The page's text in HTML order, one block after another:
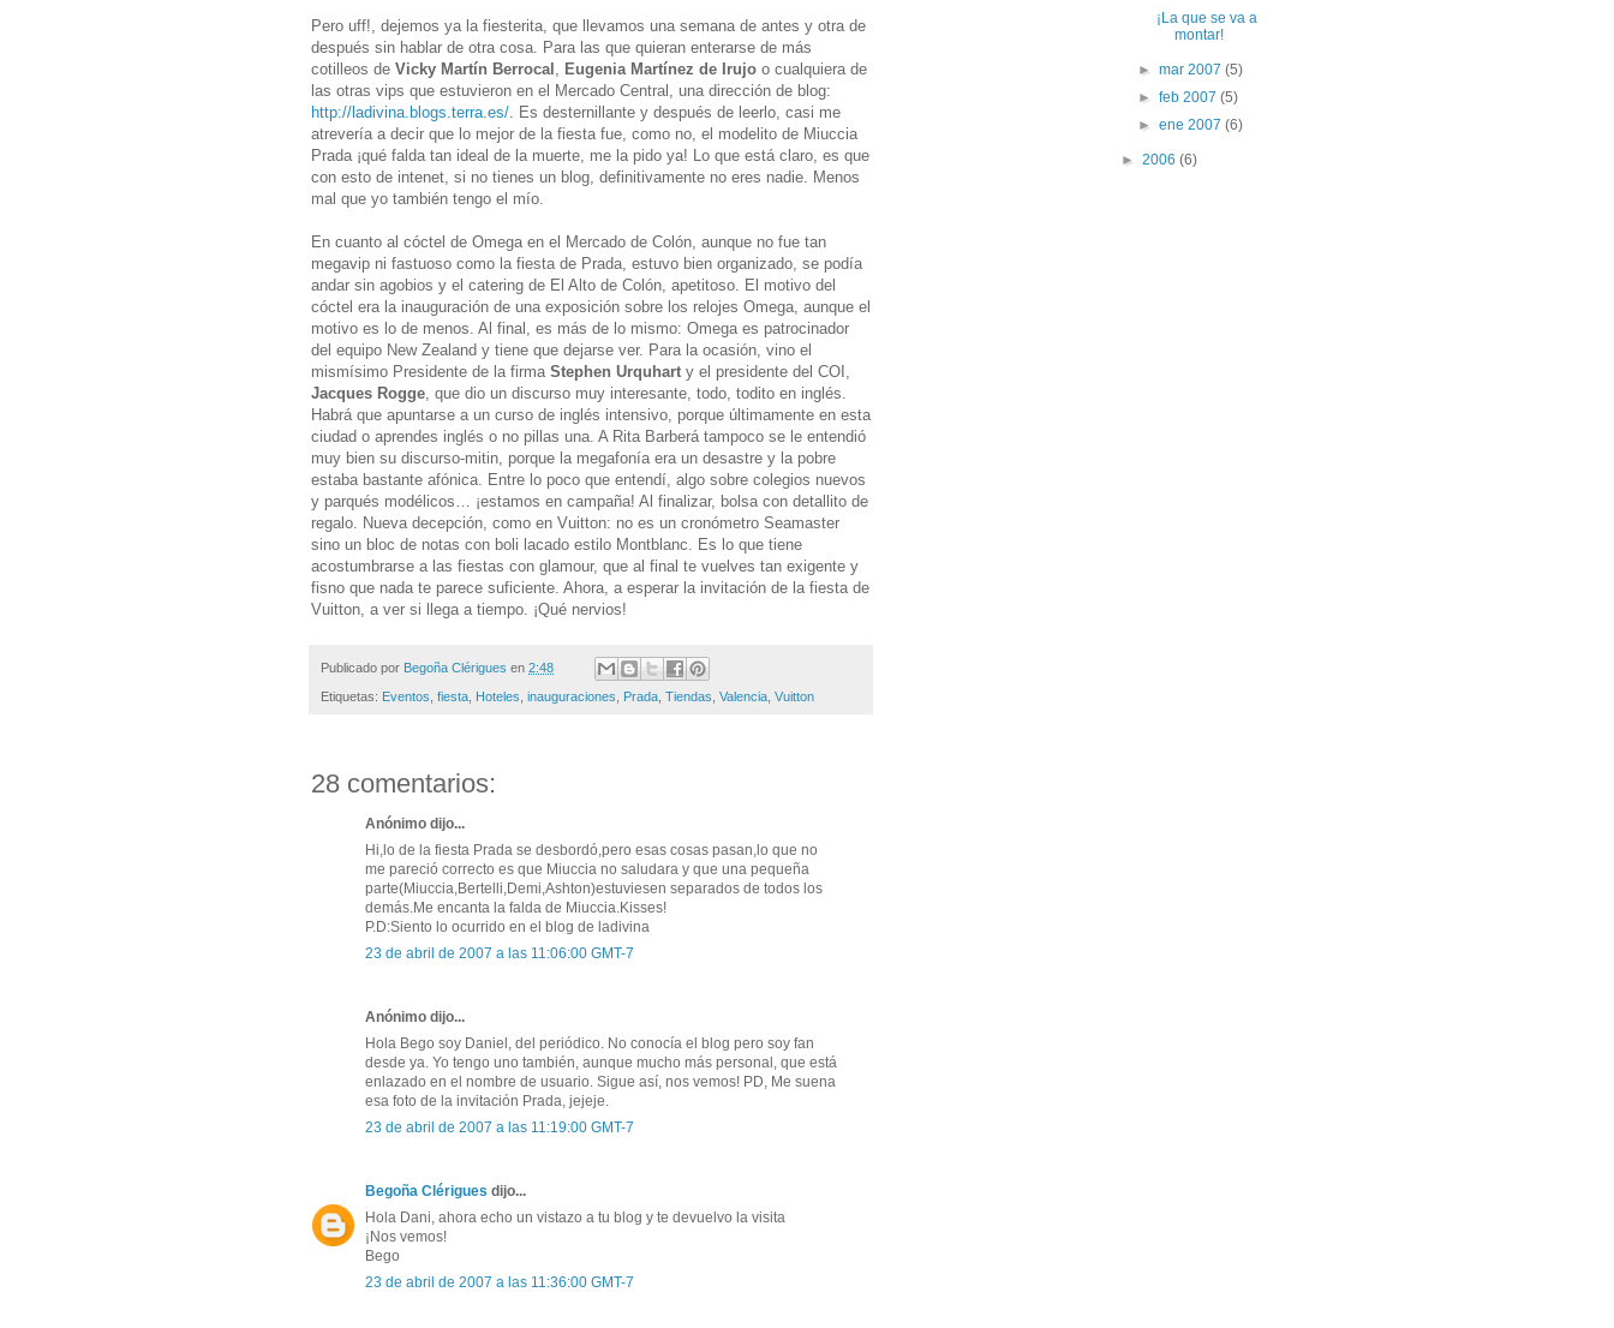
Pero uff!, dejemos ya la fiesterita, que llevamos una semana de antes y otra de
después sin hablar de otra cosa. Para las que quieran enterarse de más
cotilleos de Vicky Martín Berrocal Eugenia Martínez de Irujo o cualquiera de
las otras vips que estuvieron en el Mercado Central, una dirección de blog:
http://ladivina.blogs.terra.es/ . Es desternillante y después de leerlo, casi me
atrevería a decir que lo mejor de la fiesta fue, como no, el modelito de Miuccia
Prada ¡qué falda tan ideal de la muerte, me la pido ya! Lo que está claro, es que
con esto de intenet, si no tienes un blog, definitivamente no eres nadie. Menos
mal que yo también tengo el mío.
En cuanto al cóctel de Omega en el Mercado de Colón, aunque no fue tan
megavip ni fastuoso como la fiesta de Prada, estuvo bien organizado, se podía
andar sin agobios y el catering de El Alto de Colón, apetitoso. El motivo del
cóctel era la inauguración de una exposición sobre los relojes Omega, aunque el
motivo es lo de menos. Al final, es más de lo mismo: Omega es patrocinador
del equipo New Zealand y tiene que dejarse ver. Para la ocasión, vino el
mismísimo Presidente de la firma Stephen Urquhart y el presidente del COI,
Jacques Rogge , que dio un discurso muy interesante, todo, todito en inglés.
Habrá que apuntarse a un curso de inglés intensivo, porque últimamente en esta
ciudad o aprendes inglés o no pillas una. A Rita Barberá tampoco se le entendió
muy bien su discurso-mitin, porque la megafonía era un desastre y la pobre
estaba bastante afónica. Entre lo poco que entendí, algo sobre colegios nuevos
y parqués modélicos… ¡estamos en campaña! Al finalizar, bolsa con detallito de
regalo. Nueva decepción, como en Vuitton: no es un cronómetro Seamaster
sino un bloc de notas con boli lacado estilo Montblanc. Es lo que tiene
acostumbrarse a las fiestas con glamour, que al final te vuelves tan exigente y
fisno que nada te parece suficiente. Ahora, a esperar la invitación de la fiesta de
Vuitton, a ver si llega a tiempo. ¡Qué nervios!
Publicado por Begoña Clérigues en 2:48
Etiquetas: Eventos fiesta Hoteles inauguraciones Prada Tiendas Valencia Vuitton
28 comentarios:
Anónimo dijo...
Hi,lo de la fiesta Prada se desbordó,pero esas cosas pasan,lo que no
me pareció correcto es que Miuccia no saludara y que una pequeña
parte(Miuccia,Bertelli,Demi,Ashton)estuviesen separados de todos los
demás.Me encanta la falda de Miuccia.Kisses!
P.D:Siento lo ocurrido en el blog de ladivina
23 de abril de 2007 a las 11:06:00 GMT-7
Anónimo dijo...
Hola Bego soy Daniel, del periódico. No conocía el blog pero soy fan
desde ya. Yo tengo uno también, aunque mucho más personal, que está
enlazado en el nombre de usuario. Sigue así, nos vemos! PD, Me suena
esa foto de la invitación Prada, jejeje.
23 de abril de 2007 a las 11:19:00 GMT-7
Begoña Clérigues dijo...
Hola Dani, ahora echo un vistazo a tu blog y te devuelvo la visita
¡Nos vemos!
Bego
23 de abril de 2007 a las 11:36:00 GMT-7
¡La que se va a
montar!
►mar 2007(5)
►feb 2007(5)
►ene 2007(6)
► 2006 (6)